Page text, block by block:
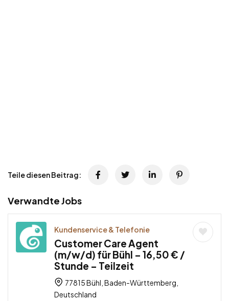
Teile diesen Beitrag:
Verwandte Jobs
Kundenservice & Telefonie
Customer Care Agent
(m/w/d) für Bühl – 16,50 € /
Stunde – Teilzeit
77815 Bühl, Baden-Württemberg,
Deutschland